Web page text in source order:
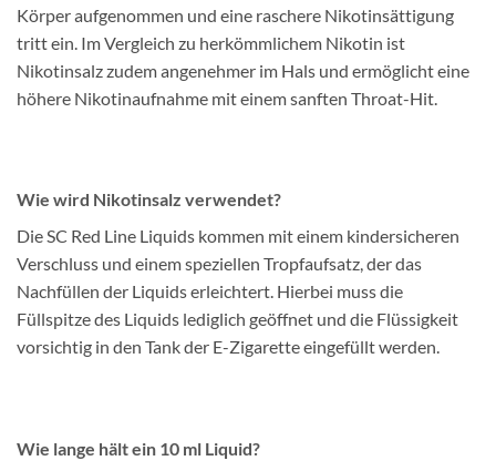
Körper aufgenommen und eine raschere Nikotinsättigung
tritt ein. Im Vergleich zu herkömmlichem Nikotin ist
Nikotinsalz zudem angenehmer im Hals und ermöglicht eine
höhere Nikotinaufnahme mit einem sanften Throat-Hit.
Wie wird Nikotinsalz verwendet?
Die SC Red Line Liquids kommen mit einem kindersicheren
Verschluss und einem speziellen Tropfaufsatz, der das
Nachfüllen der Liquids erleichtert. Hierbei muss die
Füllspitze des Liquids lediglich geöffnet und die Flüssigkeit
vorsichtig in den Tank der E-Zigarette eingefüllt werden.
Wie lange hält ein 10 ml Liquid?